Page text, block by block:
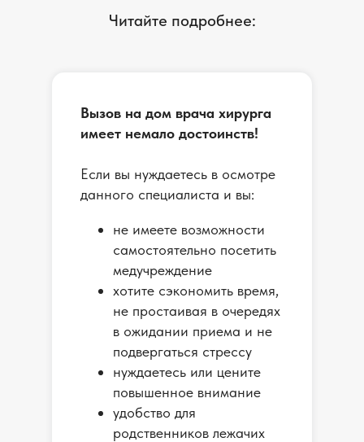
Вызов на дом врача хирурга
имеет немало достоинств!
Если вы нуждаетесь в осмотре
данного специалиста и вы:
не имеете возможности
самостоятельно посетить
медучреждение
хотите сэкономить время,
не простаивая в очередях
в ожидании приема и не
подвергаться стрессу
нуждаетесь или цените
повышенное внимание
удобство для
родственников лежачих
Читайте подробнее: